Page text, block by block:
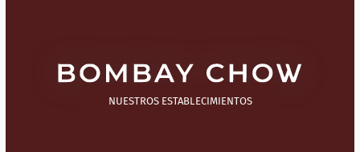
NUESTROS ESTABLECIMIENTOS